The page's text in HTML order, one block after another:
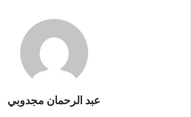
عبد الرحمان مجدوبي